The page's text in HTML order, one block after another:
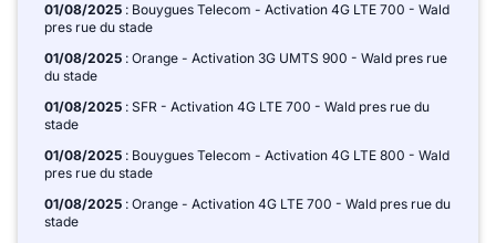
01/08/2025 : Bouygues Telecom - Activation 4G LTE 700 - Wald
pres rue du stade
01/08/2025 : Orange - Activation 3G UMTS 900 - Wald pres rue
du stade
01/08/2025 : SFR - Activation 4G LTE 700 - Wald pres rue du
stade
01/08/2025 : Bouygues Telecom - Activation 4G LTE 800 - Wald
pres rue du stade
01/08/2025 : Orange - Activation 4G LTE 700 - Wald pres rue du
stade